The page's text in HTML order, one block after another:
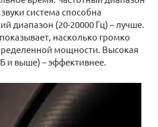
система способна
диапазон (20-20000 Гц) – лучше.
насколько громко
мощности. Высокая
и выше) – эффективнее.